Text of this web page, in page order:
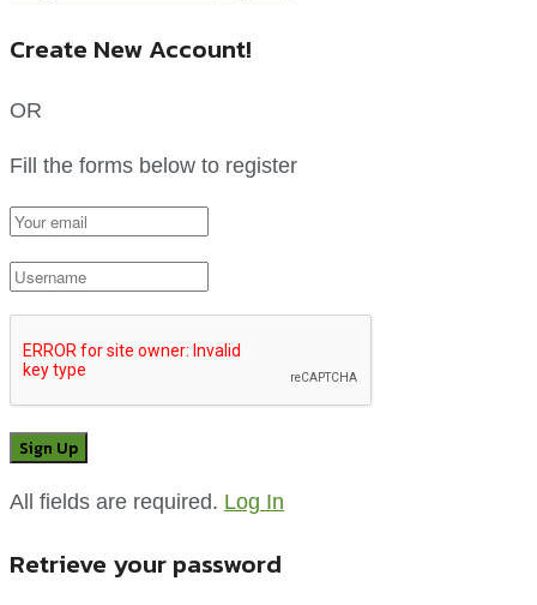
Create New Account!
OR
Fill the forms below to register
All fields are required. Log In
Retrieve your password